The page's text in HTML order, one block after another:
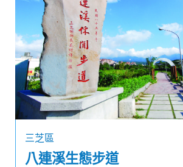
三芝區
八連溪生態步道